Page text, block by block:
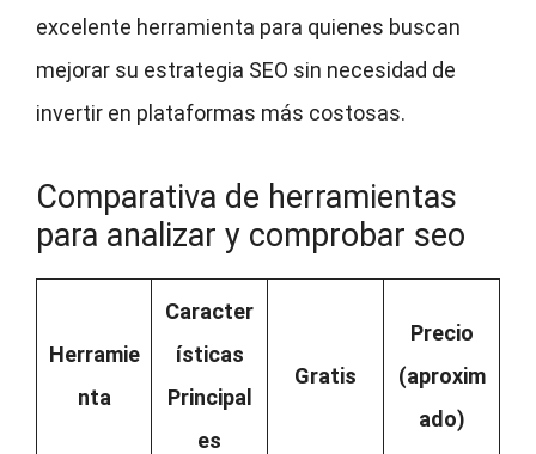
excelente herramienta para quienes buscan
mejorar su estrategia SEO sin necesidad de
invertir en plataformas más costosas.
Comparativa de herramientas
para analizar y comprobar seo
Herramie
nta
Caracter
ísticas
Principal
es
Gratis
Precio
(aproxim
ado)